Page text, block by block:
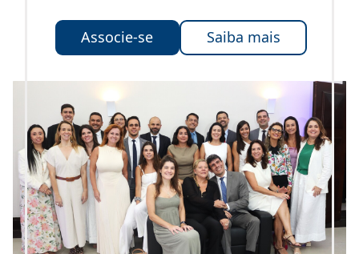
Associe-se Saiba mais